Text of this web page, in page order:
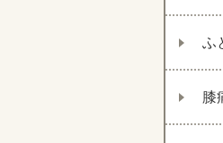
ふ
膝